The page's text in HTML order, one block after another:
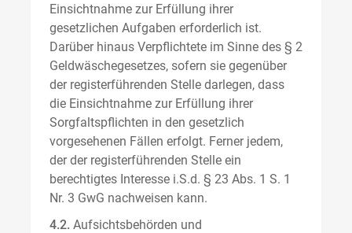
Einsichtnahme zur Erfüllung ihrer
gesetzlichen Aufgaben erforderlich ist.
Darüber hinaus Verpflichtete im Sinne des § 2
Geldwäschegesetzes, sofern sie gegenüber
der registerführenden Stelle darlegen, dass
die Einsichtnahme zur Erfüllung ihrer
Sorgfaltspflichten in den gesetzlich
vorgesehenen Fällen erfolgt. Ferner jedem,
der der registerführenden Stelle ein
berechtigtes Interesse i.S.d. § 23 Abs. 1 S. 1
Nr. 3 GwG nachweisen kann.
4.2. Aufsichtsbehörden und